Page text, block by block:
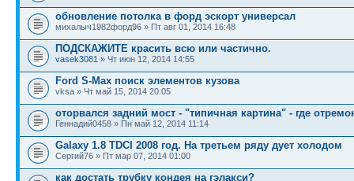
обновление потолка в форд эскорт универсал
михалыч1982форд96 » Пт авг 01, 2014 16:48
ПОДСКАЖИТЕ красить всю или частично.
vasek3081 » Чт июн 12, 2014 14:55
Ford S-Max поиск элементов кузова
vksa » Чт май 15, 2014 20:05
оторвался задний мост - "типичная картина" - где
Геннадий0458 » Пн май 12, 2014 11:14
Galaxy 1.8 TDCI 2008 год. На третьем ряду дует холодом
Сергий76 » Пт мар 07, 2014 01:00
как достать трубку кондея на гэлакси?